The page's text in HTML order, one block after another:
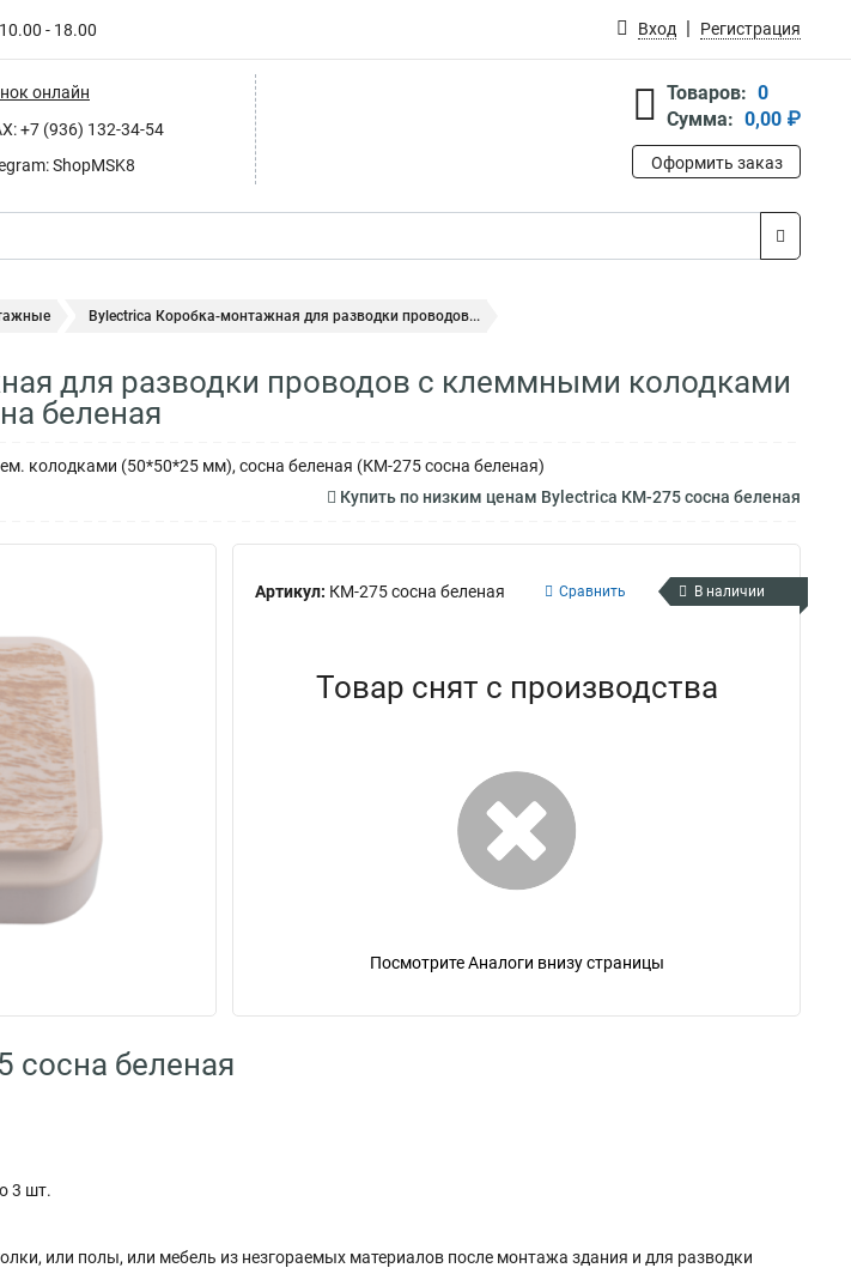
10.00 - 18.00 Вход Регистрация
онлайн
+7 (936) 132-34-54
ShopMSK8
Товаров: 0
Сумма: 0,00 ₽
Оформить заказ
Bylectrica Коробка-монтажная для разводки проводов...
для разводки проводов с клеммными колодками
беленая
колодками (50*50*25 мм), сосна беленая (КМ-275 сосна беленая)
Купить по низким ценам Bylectrica КМ-275 сосна беленая
Артикул: КМ-275 сосна беленая Сравнить В наличии
Товар снят с производства
Посмотрите Аналоги внизу страницы
сосна беленая
3 шт.
или полы, или мебель из незгораемых материалов после монтажа здания и для разводки